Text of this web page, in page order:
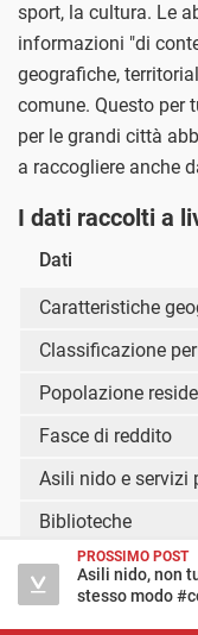
PROSSIMO POST
Asili nido, non
stesso modo
sport, la cultura. Le
informazioni "di
geografiche,
comune. Questo per
per le grandi città
a raccogliere anche
I dati raccolti a
Dati
Caratteristiche
Classificazione
Popolazione
Fasce di reddito
Asili nido e servizi
Biblioteche
Scuole e edifici
Studenti per grado